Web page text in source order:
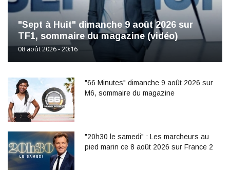
"Sept à Huit" dimanche 9 août 2026 sur
TF1, sommaire du magazine (vidéo)
08 août 2026 - 20:16
"66 Minutes" dimanche 9 août 2026 sur
M6, sommaire du magazine
"20h30 le samedi" : Les marcheurs au
pied marin ce 8 août 2026 sur France 2